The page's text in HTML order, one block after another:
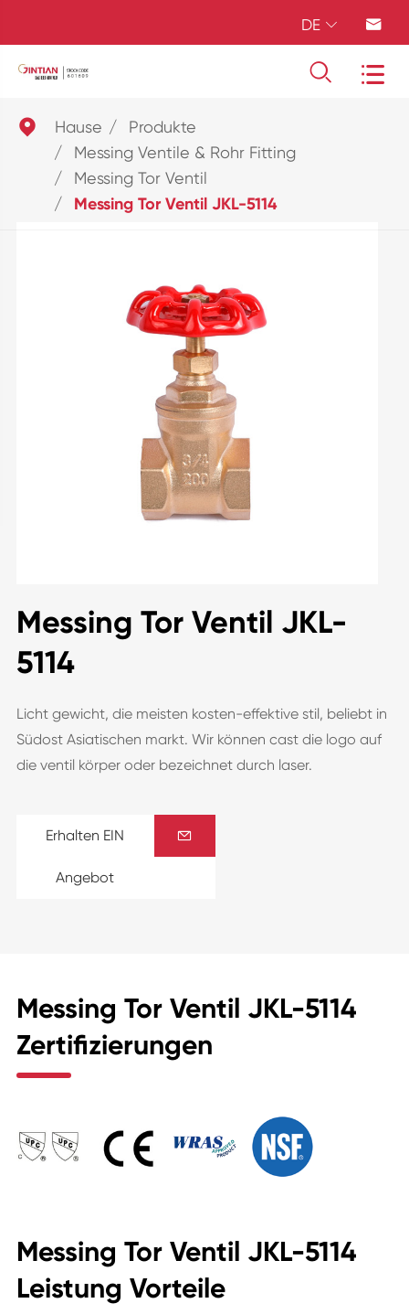
DE  
 
 Hause
Produkte
Messing Ventile & Rohr Fitting
Messing Tor Ventil
Messing Tor Ventil JKL-5114
Messing Tor Ventil JKL-
5114
Licht gewicht, die meisten kosten-effektive stil, beliebt in
Südost Asiatischen markt. Wir können cast die logo auf
die ventil körper oder bezeichnet durch laser.
Erhalten EIN
Angebot

Messing Tor Ventil JKL-5114
Zertifizierungen
Messing Tor Ventil JKL-5114
Leistung Vorteile